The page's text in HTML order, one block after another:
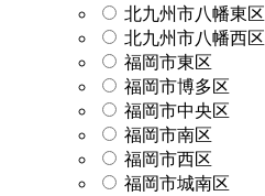
北九州市八幡東区
北九州市八幡西区
福岡市東区
福岡市博多区
福岡市中央区
福岡市南区
福岡市西区
福岡市城南区